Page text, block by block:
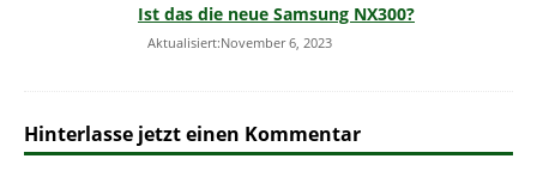
Ist das die neue Samsung NX300?
Aktualisiert:November 6, 2023
Hinterlasse jetzt einen Kommentar